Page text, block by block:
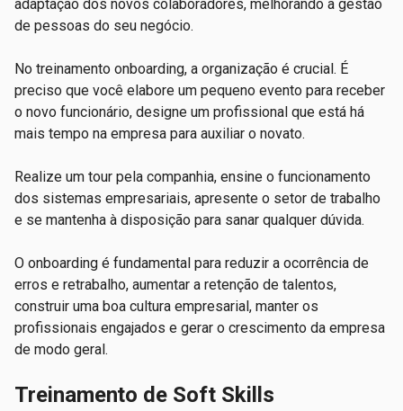
adaptação dos novos colaboradores, melhorando a gestão
de pessoas do seu negócio.
No treinamento onboarding, a organização é crucial. É
preciso que você elabore um pequeno evento para receber
o novo funcionário, designe um profissional que está há
mais tempo na empresa para auxiliar o novato.
Realize um tour pela companhia, ensine o funcionamento
dos sistemas empresariais, apresente o setor de trabalho
e se mantenha à disposição para sanar qualquer dúvida.
O onboarding é fundamental para reduzir a ocorrência de
erros e retrabalho, aumentar a retenção de talentos,
construir uma boa cultura empresarial, manter os
profissionais engajados e gerar o crescimento da empresa
de modo geral.
Treinamento de Soft Skills